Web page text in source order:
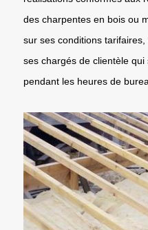
des charpentes en bois ou
sur ses conditions
ses chargés de clientèle
pendant les heures de